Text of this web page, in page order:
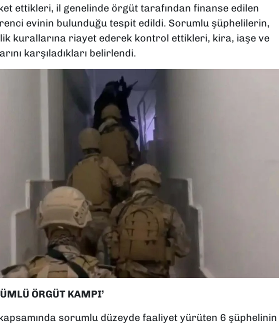
ettikleri, il genelinde örgüt tarafından finanse edilen
evinin bulunduğu tespit edildi. Sorumlu şüphelilerin,
kurallarına riayet ederek kontrol ettikleri, kira, iaşe ve
karşıladıkları belirlendi.
ÖRGÜT KAMPI’
sorumlu düzeyde faaliyet yürüten 6 şüphelinin